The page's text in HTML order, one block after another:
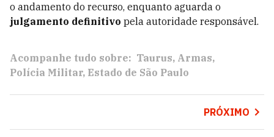
o andamento do recurso, enquanto aguarda o
julgamento definitivo pela autoridade responsável.
Acompanhe tudo sobre: Taurus Armas
Polícia Militar Estado de São Paulo
PRÓXIMO